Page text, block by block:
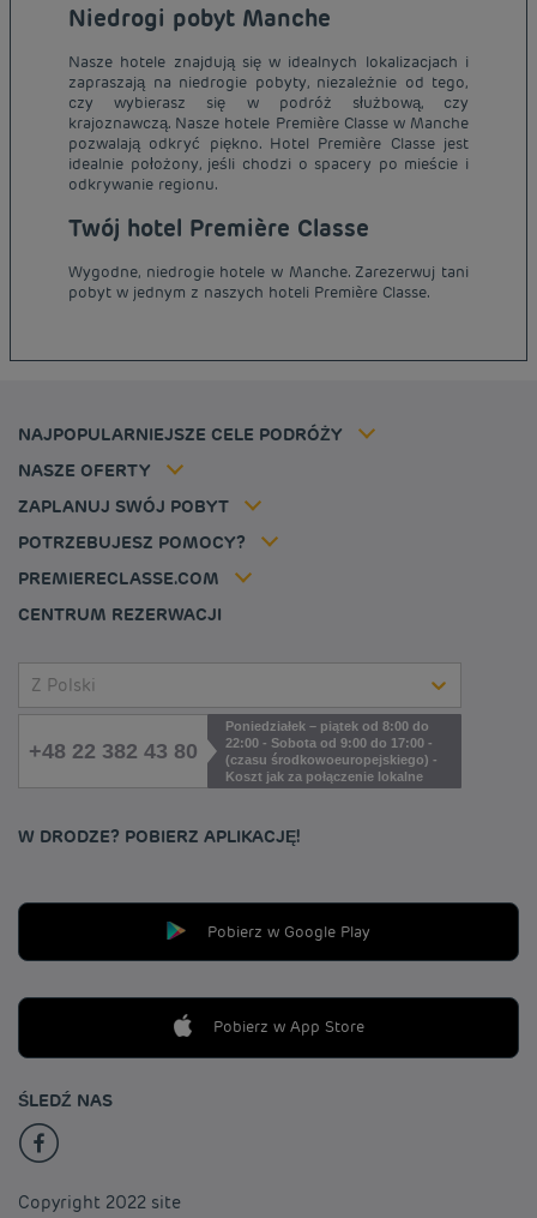
Niedrogi pobyt Manche
Nasze hotele znajdują się w idealnych lokalizacjach i
zapraszają na niedrogie pobyty, niezależnie od tego,
czy wybierasz się w podróż służbową, czy
krajoznawczą. Nasze hotele Première Classe w Manche
pozwalają odkryć piękno. Hotel Première Classe jest
idealnie położony, jeśli chodzi o spacery po mieście i
odkrywanie regionu.
Twój hotel Première Classe
Wygodne, niedrogie hotele w Manche. Zarezerwuj tani
pobyt w jednym z naszych hoteli Première Classe.
NAJPOPULARNIEJSZE CELE PODRÓŻY
Tanie hotele Paryż
Tanie hotele Warszawa
Tanie hotele Wrocław
Tanie hotele Polska
Tanie hotele Belgia
NASZE OFERTY
Stawka członkowska
ZAPLANUJ SWÓJ POBYT
POTRZEBUJESZ POMOCY?
PREMIERECLASSE.COM
Informacje prawne
Regulamin
Tax policy
Kariera
Louvre Hotels Group
CENTRUM REZERWACJI
Z Polski
+48 22 382 43 80
Poniedziałek – piątek od 8:00 do
22:00 - Sobota od 9:00 do 17:00 -
(czasu środkowoeuropejskiego) -
Koszt jak za połączenie lokalne
W DRODZE? POBIERZ APLIKACJĘ!
Pobierz w Google Play
Pobierz w App Store
ŚLEDŹ NAS
Copyright 2022 site